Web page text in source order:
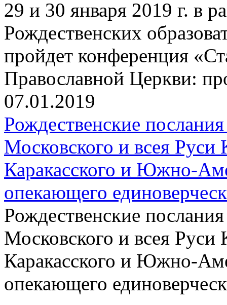
29 и 30 января 2019 г. в
Рождественских
пройдет конференция
Православной Церкви:
07.01.2019
Рождественские
Московского и всея Руси
Каракасского и Южно-
опекающего
Рождественские
Московского и всея Руси
Каракасского и Южно-
опекающего